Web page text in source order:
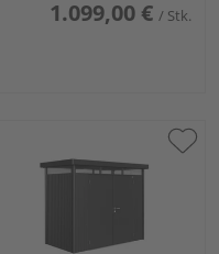
1.099,00 € / Stk.